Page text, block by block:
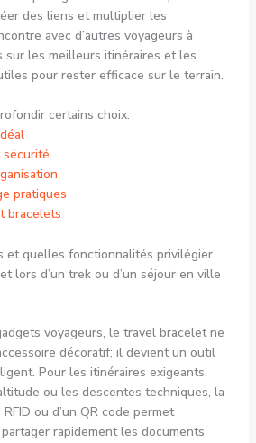
des liens et multiplier les
avec d’autres voyageurs à
sur les meilleurs itinéraires et les
pour rester efficace sur le terrain.
certains choix:
pratiques
bracelets
et quelles fonctionnalités privilégier
lors d’un trek ou d’un séjour en ville
voyageurs, le travel bracelet ne
décoratif; il devient un outil
Pour les itinéraires exigeants,
ou les descentes techniques, la
ou d’un QR code permet
partager rapidement les documents